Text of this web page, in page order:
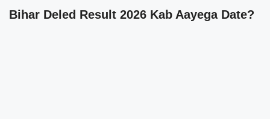
Bihar Deled Result 2026 Kab Aayega Date?